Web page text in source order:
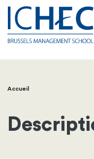
Fil
d'Ariane
Accueil